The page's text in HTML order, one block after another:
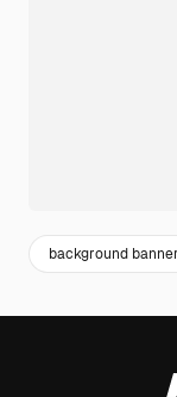
background banner